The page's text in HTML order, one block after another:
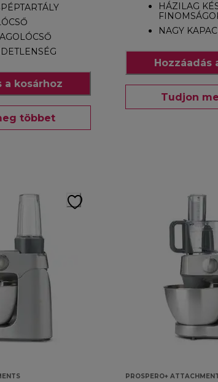
a kosárhoz
többet
HÁZILAG
NAGY
Hozzáadás
Tudjon
PROSPERO+